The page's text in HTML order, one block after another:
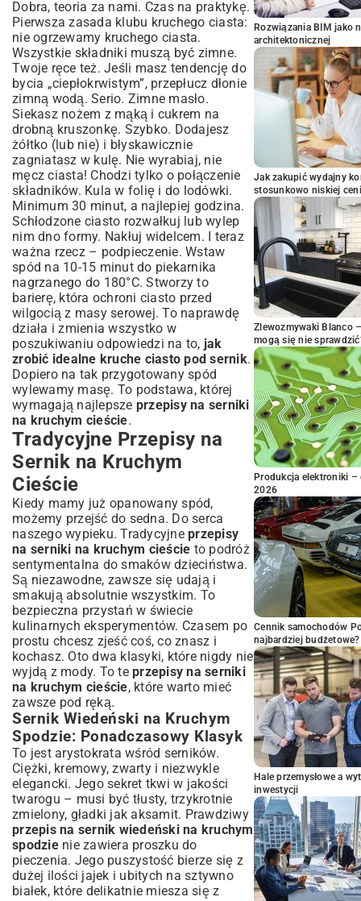
Dobra, teoria za nami. Czas na praktykę.
Pierwsza zasada klubu kruchego ciasta:
nie ogrzewamy kruchego ciasta.
Wszystkie składniki muszą być zimne.
Twoje ręce też. Jeśli masz tendencję do
bycia „ciepłokrwistym”, przepłucz dłonie
zimną wodą. Serio. Zimne masło.
Siekasz nożem z mąką i cukrem na
drobną kruszonkę. Szybko. Dodajesz
żółtko (lub nie) i błyskawicznie
zagniatasz w kulę. Nie wyrabiaj, nie
męcz ciasta! Chodzi tylko o połączenie
składników. Kula w folię i do lodówki.
Minimum 30 minut, a najlepiej godzina.
Schłodzone ciasto rozwałkuj lub wylep
nim dno formy. Nakłuj widelcem. I teraz
ważna rzecz – podpieczenie. Wstaw
spód na 10-15 minut do piekarnika
nagrzanego do 180°C. Stworzy to
barierę, która ochroni ciasto przed
wilgocią z masy serowej. To naprawdę
działa i zmienia wszystko w
poszukiwaniu odpowiedzi na to, jak
zrobić idealne kruche ciasto pod sernik.
Dopiero na tak przygotowany spód
wylewamy masę. To podstawa, której
wymagają najlepsze przepisy na serniki
na kruchym cieście.
Tradycyjne Przepisy na
Sernik na Kruchym
Cieście
Kiedy mamy już opanowany spód,
możemy przejść do sedna. Do serca
naszego wypieku. Tradycyjne przepisy
na serniki na kruchym cieście to podróż
sentymentalna do smaków dzieciństwa.
Są niezawodne, zawsze się udają i
smakują absolutnie wszystkim. To
bezpieczna przystań w świecie
kulinarnych eksperymentów. Czasem po
prostu chcesz zjeść coś, co znasz i
kochasz. Oto dwa klasyki, które nigdy nie
wyjdą z mody. To te przepisy na serniki
na kruchym cieście, które warto mieć
zawsze pod ręką.
Sernik Wiedeński na Kruchym
Spodzie: Ponadczasowy Klasyk
To jest arystokrata wśród serników.
Ciężki, kremowy, zwarty i niezwykle
elegancki. Jego sekret tkwi w jakości
twarogu – musi być tłusty, trzykrotnie
zmielony, gładki jak aksamit. Prawdziwy
przepis na sernik wiedeński na kruchym
spodzienie zawiera proszku do
pieczenia. Jego puszystość bierze się z
dużej ilości jajek i ubitych na sztywno
białek, które delikatnie miesza się z
Rozwiązania BIM jako
architektonicznej
Jak zakupić wydajny
stosunkowo niskiej
Zlewozmywaki Blanco
mogą się nie
Produkcja elektroniki –
2026
Cennik samochodów
najbardziej budżetowe?
Hale przemysłowe a
inwestycji